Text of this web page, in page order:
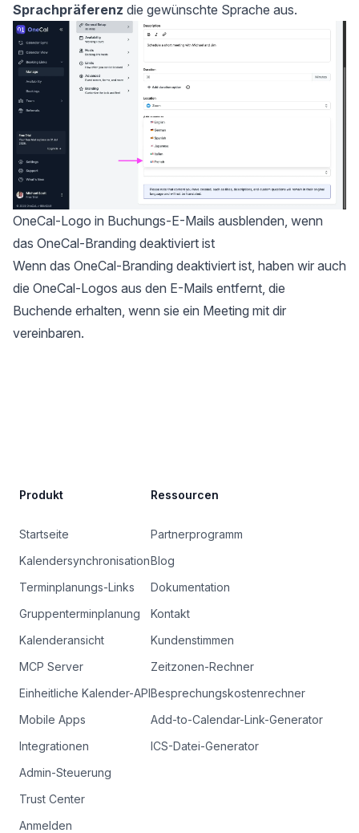
Sprachpräferenz die gewünschte Sprache aus.
OneCal-Logo in Buchungs-E-Mails ausblenden, wenn
das OneCal-Branding deaktiviert ist
Wenn das OneCal-Branding deaktiviert ist, haben wir auch
die OneCal-Logos aus den E-Mails entfernt, die
Buchende erhalten, wenn sie ein Meeting mit dir
vereinbaren.
Produkt
Startseite
Kalendersynchronisation
Terminplanungs-Links
Gruppenterminplanung
Kalenderansicht
MCP Server
Einheitliche Kalender-API
Mobile Apps
Integrationen
Admin-Steuerung
Trust Center
Anmelden
Ressourcen
Partnerprogramm
Blog
Dokumentation
Kontakt
Kundenstimmen
Zeitzonen-Rechner
Besprechungskostenrechner
Add-to-Calendar-Link-Generator
ICS-Datei-Generator